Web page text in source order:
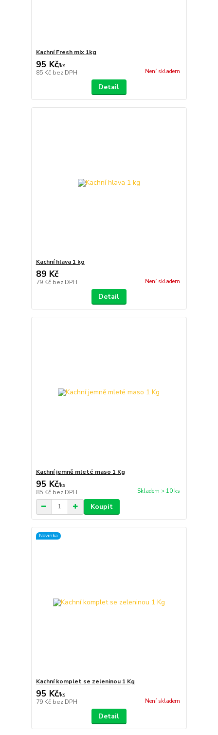
Kachní Fresh mix 1kg
95 Kč/ks
85 Kč bez DPH Není skladem
Detail
Kachní hlava 1 kg
89 Kč
79 Kč bez DPH Není skladem
Detail
Kachní jemně mleté maso 1 Kg
95 Kč/ks
85 Kč bez DPH Skladem > 10 ks
Koupit
Novinka
Kachní komplet se zeleninou 1 Kg
95 Kč/ks
79 Kč bez DPH Není skladem
Detail